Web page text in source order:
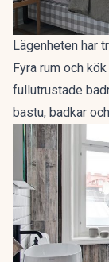
Lägenheten har
Fyra rum och
fullutrustade
bastu, badkar